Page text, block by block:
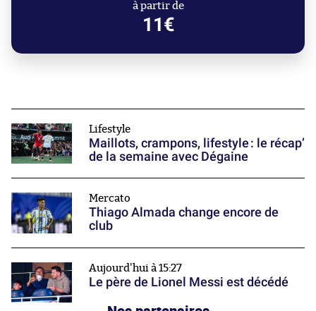
à partir de
11€
Lifestyle
Maillots, crampons, lifestyle : le récap’
de la semaine avec Dégaine
Mercato
Thiago Almada change encore de
club
Aujourd'hui à 15:27
Le père de Lionel Messi est décédé